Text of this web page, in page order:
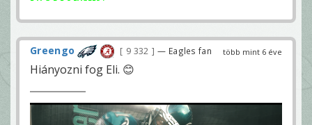
több mint 6 éve
Greengo 9 332 — Eagles fan
Hiányozni fog Eli. 😊